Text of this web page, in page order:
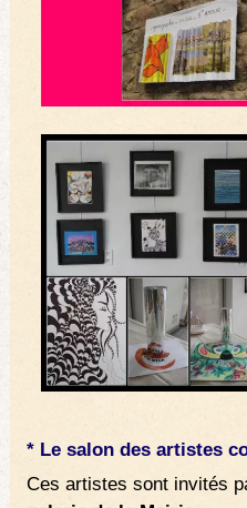
* Le salon des artistes
Ces artistes sont invités